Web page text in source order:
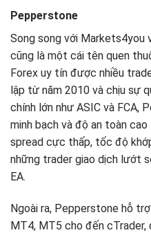
Pepperstone
Song song với Markets4you
cũng là một cái tên quen
Forex uy tín được nhiều
lập từ năm 2010 và chịu sự
chính lớn như ASIC và FCA,
minh bạch và độ an toàn
spread cực thấp, tốc độ
những trader giao dịch lướt
EA.
Ngoài ra, Pepperstone hỗ
MT4, MT5 cho đến cTrader,